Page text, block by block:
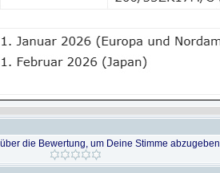
die Bewertung, um Deine Stimme abzugeben